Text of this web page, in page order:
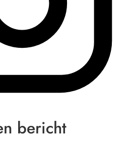
bericht